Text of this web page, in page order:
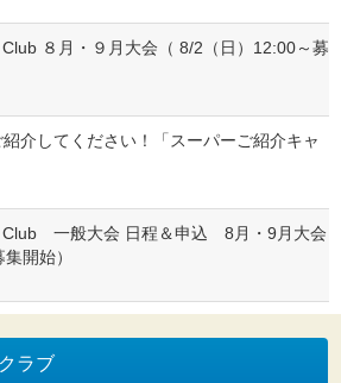
Club ８月・９月大会（ 8/2（日）12:00～募
介してください！「スーパーご紹介キャ
Club 一般大会 日程＆申込 8月・9月大会
開始）
ラブ